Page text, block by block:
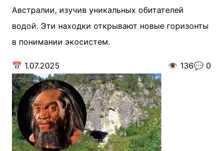
Австралии, изучив уникальных обитателей
водой. Эти находки открывают новые горизонты
в понимании экосистем.
📅 1.07.2025 👁️ 136💬 0